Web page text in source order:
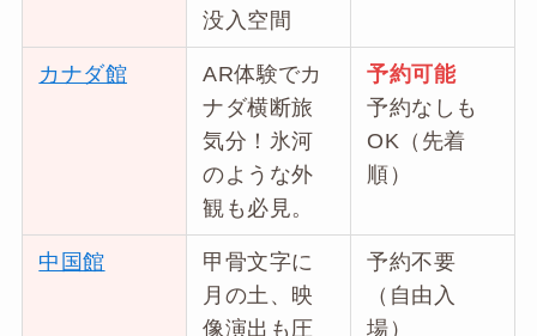
没入空間
カナダ館
AR体験でカ
ナダ横断旅
気分！氷河
のような外
観も必見。
予約可能
予約なしも
OK（先着
順）
中国館
甲骨文字に
月の土、映
像演出も圧
予約不要
（自由入
場）